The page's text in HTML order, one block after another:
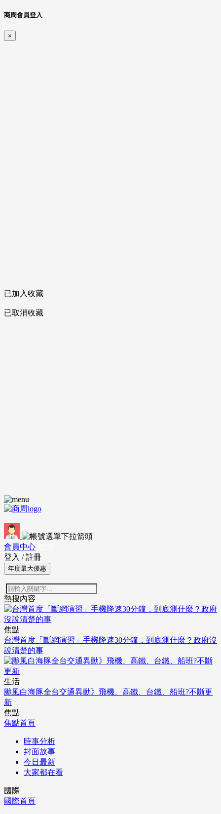
商周會員登入
×
已加入收藏
已取消收藏
會員中心
登入 / 註冊
年度最大優惠
熱搜內容
焦點
台灣首度「斷網演習」手機降速30分鐘，到底測什麼？政府沒
說清楚的事
生活
颱風白海豚全台交通異動》飛機、高鐵、台鐵、船班?不斷更
新
焦點
焦點首頁
時事分析
封面故事
今日最新
大家都在看
國際
國際首頁